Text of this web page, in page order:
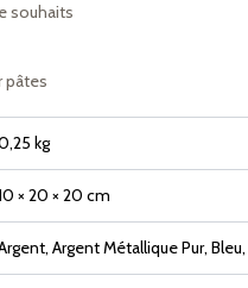
souhaits
pâtes
kg
× 20 × 20 cm
Argent Métallique Pur,